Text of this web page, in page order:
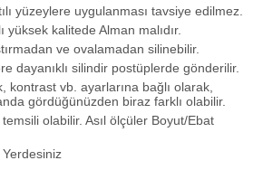
yüzeylere uygulanması tavsiye edilmez.
yüksek kalitede Alman malıdır.
ve ovalamadan silinebilir.
dayanıklı silindir postüplerde gönderilir.
kontrast vb. ayarlarına bağlı olarak,
gördüğünüzden biraz farklı olabilir.
olabilir. Asıl ölçüler Boyut/Ebat